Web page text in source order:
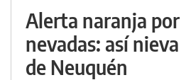
Alerta naranja
nevadas: así
de Neuquén